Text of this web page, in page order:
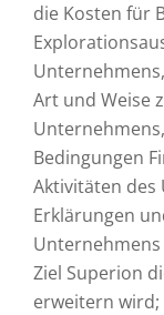
die Kosten für
Art und Weise
Bedingungen
Aktivitäten
Erklärungen
Ziel Superion
erweitern